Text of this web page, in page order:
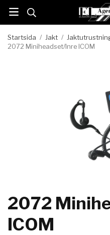
Startsida / Jakt /
2072 Miniheadset/Inre ICOM
2072
ICOM